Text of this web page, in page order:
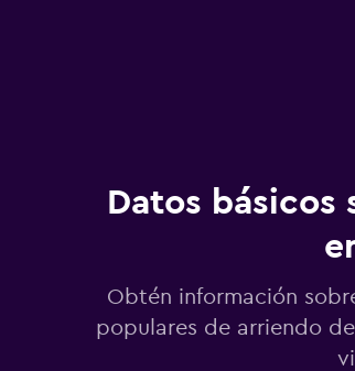
Ver
Datos básicos
Obtén información
populares de arriendo